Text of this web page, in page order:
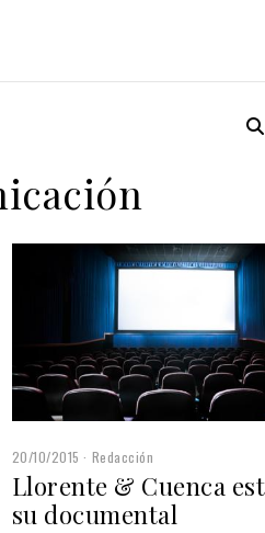
20/10/2015 Redacción
Llorente & Cuenca
su documental